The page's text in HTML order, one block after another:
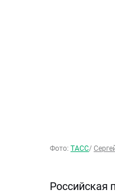
Фото: ТАСС/
Российская